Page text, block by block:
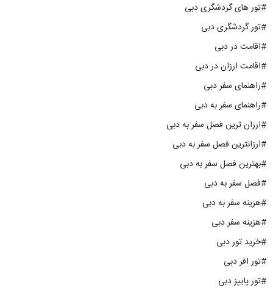
#تور های گردشگری دبی
#تور گردشگری دبی
#اقامت در دبی
#اقامت ارزان در دبی
#راهنمای سفر دبی
#راهنمای سفر به دبی
#ارزان ترین فصل سفر به دبی
#ارزانترین فصل سفر به دبی
#بهترین فصل سفر به دبی
#فصل سفر به دبی
#هزینه سفر به دبی
#هزینه سفر دبی
#خرید تور دبی
#تور افر دبی
#تور پاییز دبی